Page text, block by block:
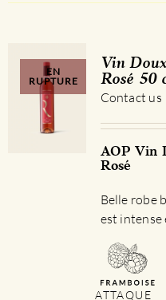
EN
RUPTURE
Vin
Rosé 50
Contact us
AOP Vin
Rosé
Belle robe
est intense
ATTAQUE